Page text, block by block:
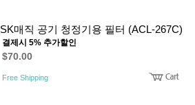
SK매직 공기 청정기용 필터 (ACL-267C)
결제시 5% 추가할인
$70.00
Free Shipping